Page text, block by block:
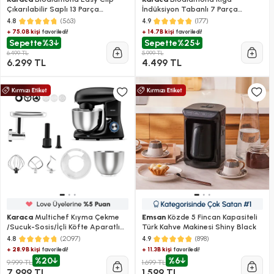
Çıkarılabilir Saplı 13 Parça
Tencere ve Tava Seti
4.8 (563)
+ 75.0B kişi favoriledi!
Sepette%3
6.499 TL
6.299 TL
İndüksiyon Tabanlı 7 Parça
Döküm Tencere ve Tava Seti
4.9 (177)
+ 14.7B kişifavoriledi!
Sepette%25
5.999 TL
4.499 TL
Karaca Multichef Kıyma Çekme
/Sucuk-Sosis/İçli Köfte Aparatlı
Hamur Yoğurma Makinesi Shiny
Black 1900W 5,5L
4.8 (2097)
+ 28.9B kişi favoriledi!
9.999 TL %20
EmsanKözde 5 Fincan Kapasiteli
Türk Kahve Makinesi Shiny Black
4.9 (898)
+ 11.3B kişifavoriledi!
1.699 TL %6